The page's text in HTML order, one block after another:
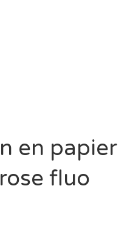
en papier
fluo